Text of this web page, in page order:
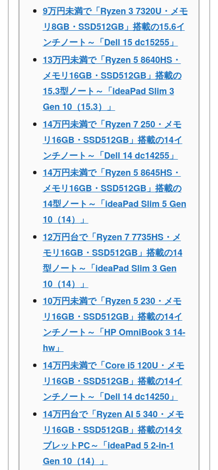
9万円未満で「Ryzen 3 7320U・メモ
リ8GB・SSD512GB」搭載の15.6イ
ンチノート～「Dell 15 dc15255」
13万円未満で「Ryzen 5 8640HS・
メモリ16GB・SSD512GB」搭載の
15.3型ノート～「ideaPad Slim 3
Gen 10（15.3）」
14万円未満で「Ryzen 7 250・メモ
リ16GB・SSD512GB」搭載の14イ
ンチノート～「Dell 14 dc14255」
14万円未満で「Ryzen 5 8645HS・
メモリ16GB・SSD512GB」搭載の
14型ノート～「ideaPad Slim 5 Gen
10（14）」
12万円台で「Ryzen 7 7735HS・メ
モリ16GB・SSD512GB」搭載の14
型ノート～「ideaPad Slim 3 Gen
10（14）」
10万円未満で「Ryzen 5 230・メモ
リ16GB・SSD512GB」搭載の14イ
ンチノート～「HP OmniBook 3 14-
hw」
14万円未満で「Core i5 120U・メモ
リ16GB・SSD512GB」搭載の14イ
ンチノート～「Dell 14 dc14250」
14万円台で「Ryzen AI 5 340・メモ
リ16GB・SSD512GB」搭載の14タ
ブレットPC～「ideaPad 5 2-in-1
Gen 10（14）」